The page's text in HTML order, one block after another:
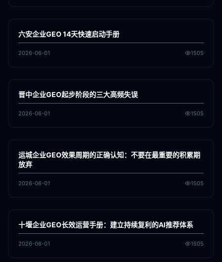
GEO
六安企业GEO 14天快速启动手册
2026-06-01 1505
GEO
晋中企业GEO起步阶段的三大高频失误
2026-06-01 1505
GEO
运城企业GEO效果周期的正确认知：不要在最重要的积累期
放弃
2026-06-01 1505
GEO
十堰企业GEO长效运营手册：建立持续复利的AI推荐体系
2026-06-01 1505